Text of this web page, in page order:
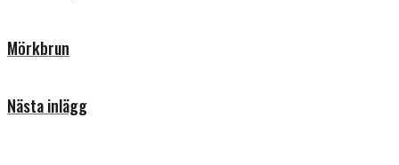
Mörkbrun
Nästa inlägg